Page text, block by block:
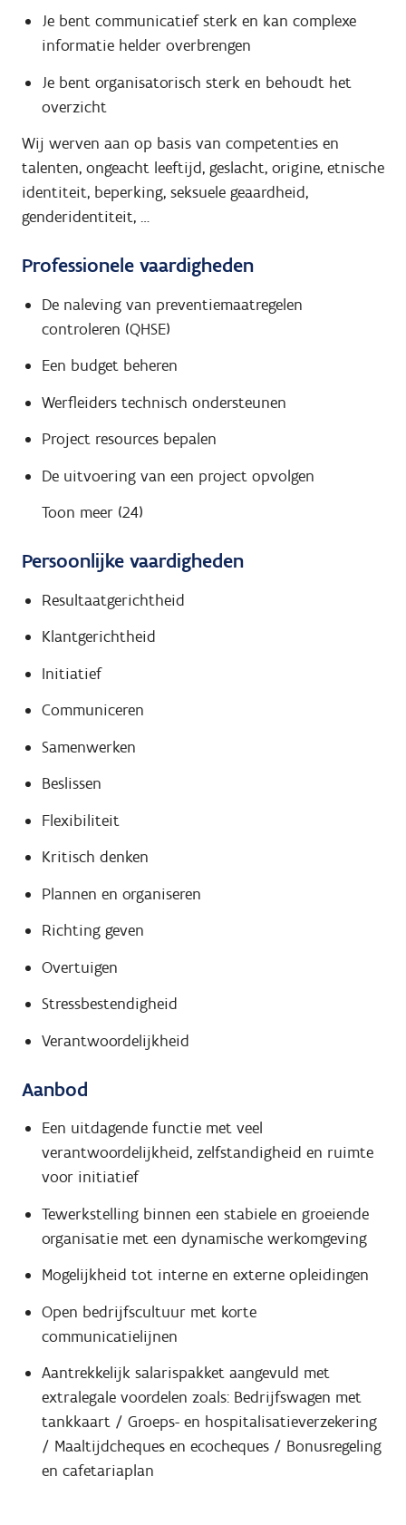
Je bent communicatief sterk en kan complexe
informatie helder overbrengen
Je bent organisatorisch sterk en behoudt het
overzicht
Wij werven aan op basis van competenties en
talenten, ongeacht leeftijd, geslacht, origine, etnische
identiteit, beperking, seksuele geaardheid,
genderidentiteit, …
Professionele vaardigheden
De naleving van preventiemaatregelen
controleren (QHSE)
Een budget beheren
Werfleiders technisch ondersteunen
Project resources bepalen
De uitvoering van een project opvolgen
Toon meer (24)
Persoonlijke vaardigheden
Resultaatgerichtheid
Klantgerichtheid
Initiatief
Communiceren
Samenwerken
Beslissen
Flexibiliteit
Kritisch denken
Plannen en organiseren
Richting geven
Overtuigen
Stressbestendigheid
Verantwoordelijkheid
Aanbod
Een uitdagende functie met veel
verantwoordelijkheid, zelfstandigheid en ruimte
voor initiatief
Tewerkstelling binnen een stabiele en groeiende
organisatie met een dynamische werkomgeving
Mogelijkheid tot interne en externe opleidingen
Open bedrijfscultuur met korte
communicatielijnen
Aantrekkelijk salarispakket aangevuld met
extralegale voordelen zoals: Bedrijfswagen met
tankkaart / Groeps- en hospitalisatieverzekering
/ Maaltijdcheques en ecocheques / Bonusregeling
en cafetariaplan